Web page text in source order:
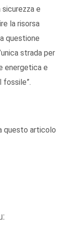
e
la risorsa
questione
strada per
energetica e
fossile”.
questo articolo